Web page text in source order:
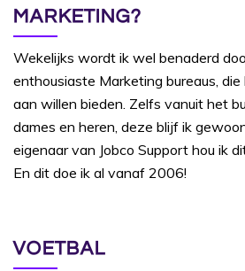
MARKETING?
Wekelijks wordt ik wel benaderd
enthousiaste Marketing bureaus,
aan willen bieden. Zelfs vanuit het
dames en heren, deze blijf ik
eigenaar van Jobco Support hou ik
En dit doe ik al vanaf 2006!
VOETBAL